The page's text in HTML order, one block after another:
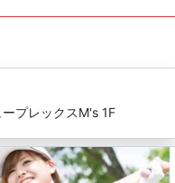
プレックスM's 1F